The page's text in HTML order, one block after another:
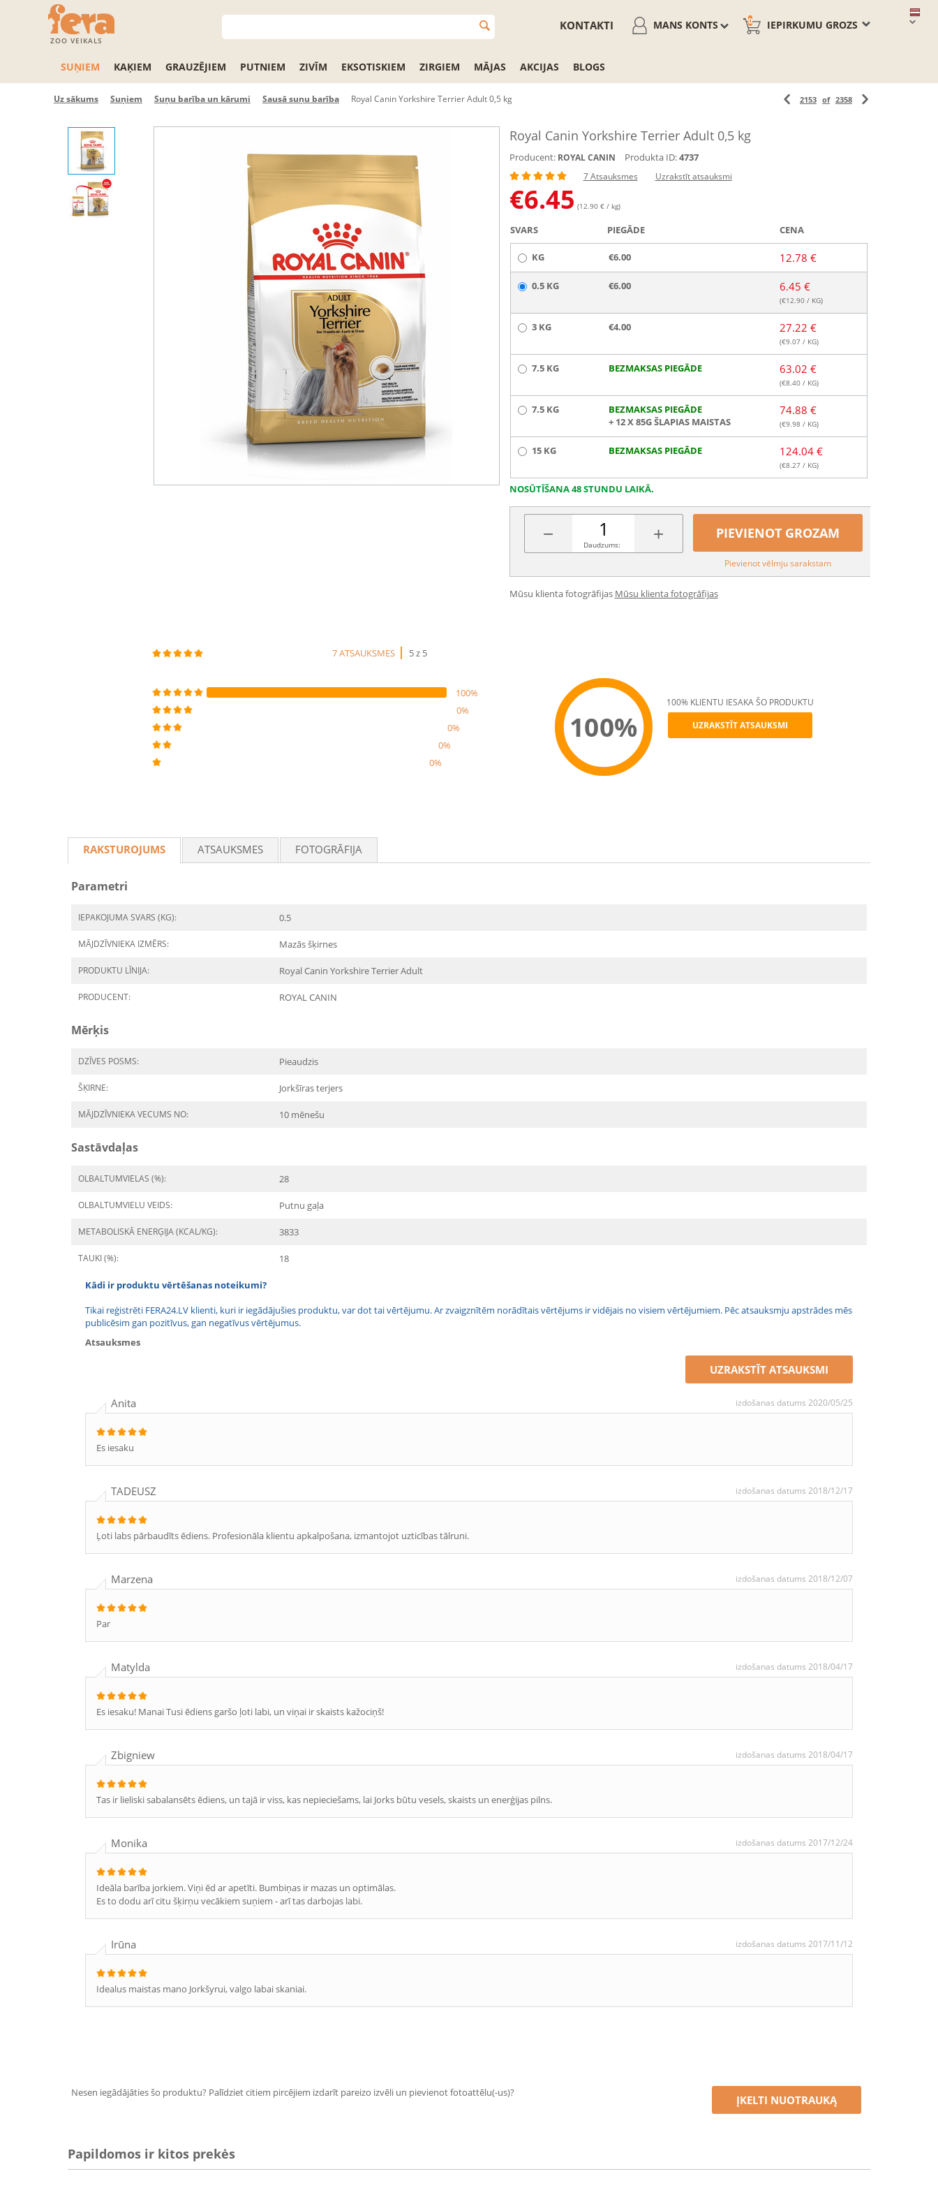
ZOO VEIKALS
IEPIRKUMU GROZS
0
MANS KONTS
KONTAKTI
SUŅIEM KAĶIEM GRAUZĒJIEM PUTNIEM ZIVĪM EKSOTISKIEM ZIRGIEM MĀJAS AKCIJAS BLOGS
Uz sākums Suņiem Suņu barība un kārumi Sausā suņu barība Royal Canin Yorkshire Terrier Adult 0,5 kg 2153 of 2358
Royal Canin Yorkshire Terrier Adult 0,5 kg
Producent: ROYAL CANIN Produkta ID:4737
7 Atsauksmes Uzrakstīt atsauksmi
€6.45 (12.90 € / kg)
SVARS PIEGĀDE CENA
KG €6.00 12.78 €
0.5 KG €6.00 6.45 €
(€12.90/ KG)
3 KG €4.00 27.22 €
(€9.07/ KG)
7.5 KG BEZMAKSAS PIEGĀDE 63.02 €
(€8.40/ KG)
7.5 KG
BEZMAKSAS PIEGĀDE
+ 12 X 85G ŠLAPIAS MAISTAS
74.88 €
(€9.98 / KG)
15 KG BEZMAKSAS PIEGĀDE 124.04 €
(€8.27/ KG)
NOSŪTĪŠANA 48 STUNDU LAIKĀ.
− +
Daudzums:
PIEVIENOT GROZAM
Pievienot vēlmju sarakstam
Mūsu klienta fotogrāfijas Mūsu klienta fotogrāfijas
7 ATSAUKSMES 5 z 5
100%
0%
0%
0%
0%
100%
100% KLIENTU IESAKA ŠO PRODUKTU
UZRAKSTĪT ATSAUKSMI
RAKSTUROJUMS ATSAUKSMES FOTOGRĀFIJA
Parametri
IEPAKOJUMA SVARS (KG): 0.5
MĀJDZĪVNIEKA IZMĒRS: Mazās šķirnes
PRODUKTU LĪNIJA: Royal Canin Yorkshire Terrier Adult
PRODUCENT: ROYAL CANIN
Mērķis
DZĪVES POSMS: Pieaudzis
ŠĶIRNE: Jorkšīras terjers
MĀJDZĪVNIEKA VECUMS NO: 10 mēnešu
Sastāvdaļas
OLBALTUMVIELAS (%): 28
OLBALTUMVIELU VEIDS: Putnu gaļa
METABOLISKĀ ENERĢIJA (KCAL/KG): 3833
TAUKI (%): 18
Kādi ir produktu vērtēšanas noteikumi?
Tikai reģistrēti FERA24.LV klienti, kuri ir iegādājušies produktu, var dot tai vērtējumu. Ar zvaigznītēm norādītais vērtējums ir vidējais no visiem vērtējumiem. Pēc atsauksmju apstrādes mēs
publicēsim gan pozitīvus, gan negatīvus vērtējumus.
Atsauksmes
UZRAKSTĪT ATSAUKSMI
Anita izdošanas datums 2020/05/25
Es iesaku
TADEUSZ izdošanas datums 2018/12/17
Ļoti labs pārbaudīts ēdiens. Profesionāla klientu apkalpošana, izmantojot uzticības tālruni.
Marzena izdošanas datums 2018/12/07
Par
Matylda izdošanas datums 2018/04/17
Es iesaku! Manai Tusi ēdiens garšo ļoti labi, un viņai ir skaists kažociņš!
Zbigniew izdošanas datums 2018/04/17
Tas ir lieliski sabalansēts ēdiens, un tajā ir viss, kas nepieciešams, lai Jorks būtu vesels, skaists un enerģijas pilns.
Monika izdošanas datums 2017/12/24
Ideāla barība jorkiem. Viņi ēd ar apetīti. Bumbiņas ir mazas un optimālas.
Es to dodu arī citu šķirņu vecākiem suņiem - arī tas darbojas labi.
Irūna izdošanas datums 2017/11/12
Idealus maistas mano Jorkšyrui, valgo labai skaniai.
Nesen iegādājāties šo produktu? Palīdziet citiem pircējiem izdarīt pareizo izvēli un pievienot fotoattēlu(-us)?
ĮKELTI NUOTRAUKĄ
Papildomos ir kitos prekės